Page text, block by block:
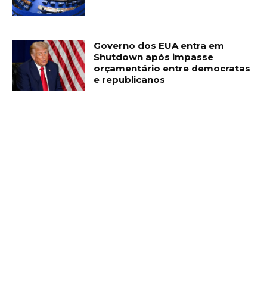
Governo dos EUA entra em
Shutdown após impasse
orçamentário entre democratas
e republicanos